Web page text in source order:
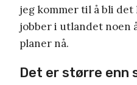
jeg kommer til å bli
jobber i utlandet noen
planer nå.
Det er større enn